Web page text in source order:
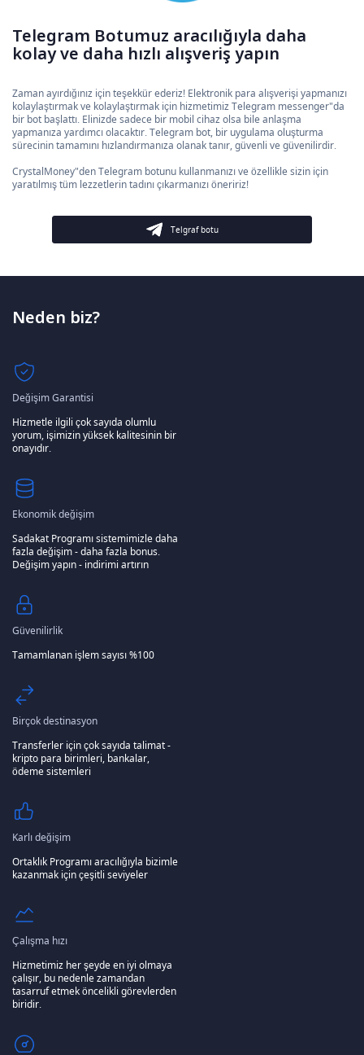
Telegram Botumuz aracılığıyla daha
kolay ve daha hızlı alışveriş yapın
Zaman ayırdığınız için teşekkür ederiz! Elektronik para alışverişi yapmanızı
kolaylaştırmak ve kolaylaştırmak için hizmetimiz Telegram messenger"da
bir bot başlattı. Elinizde sadece bir mobil cihaz olsa bile anlaşma
yapmanıza yardımcı olacaktır. Telegram bot, bir uygulama oluşturma
sürecinin tamamını hızlandırmanıza olanak tanır, güvenli ve güvenilirdir.
CrystalMoney"den Telegram botunu kullanmanızı ve özellikle sizin için
yaratılmış tüm lezzetlerin tadını çıkarmanızı öneririz!
Telgraf botu
Neden biz?
Değişim Garantisi
Hizmetle ilgili çok sayıda olumlu
yorum, işimizin yüksek kalitesinin bir
onayıdır.
Ekonomik değişim
Sadakat Programı sistemimizle daha
fazla değişim - daha fazla bonus.
Değişim yapın - indirimi artırın
Güvenilirlik
Tamamlanan işlem sayısı %100
Birçok destinasyon
Transferler için çok sayıda talimat -
kripto para birimleri, bankalar,
ödeme sistemleri
Karlı değişim
Ortaklık Programı aracılığıyla bizimle
kazanmak için çeşitli seviyeler
Çalışma hızı
Hizmetimiz her şeyde en iyi olmaya
çalışır, bu nedenle zamandan
tasarruf etmek öncelikli görevlerden
biridir.